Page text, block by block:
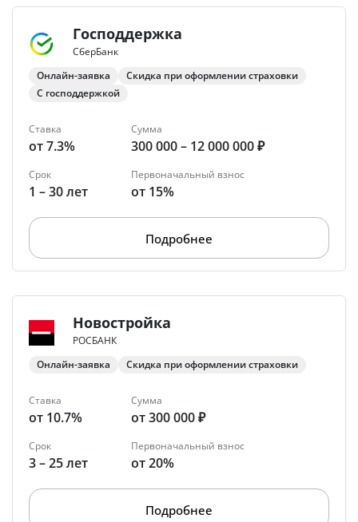
Господдержка
СберБанк
Онлайн-заявка
Скидка при оформлении страховки
С господдержкой
Ставка
от 7.3%
Сумма
300 000 – 12 000 000 ₽
Срок
1 – 30 лет
Первоначальный взнос
от 15%
Подробнее
Новостройка
РОСБАНК
Онлайн-заявка
Скидка при оформлении страховки
Ставка
от 10.7%
Сумма
от 300 000 ₽
Срок
3 – 25 лет
Первоначальный взнос
от 20%
Подробнее